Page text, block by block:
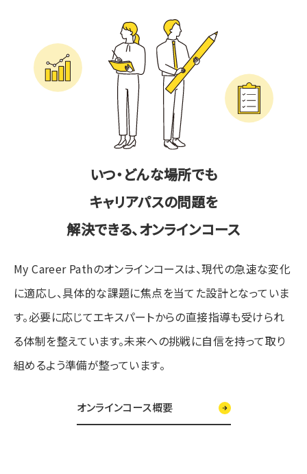
いつ・どんな場所でも
キャリアパスの問題を
解決できる、オンラインコース
My Career Pathのオンラインコースは、現代の急速な変化
に適応し、具体的な課題に焦点を当てた設計となっていま
す。必要に応じてエキスパートからの直接指導も受けられ
る体制を整えています。未来への挑戦に自信を持って取り
組めるよう準備が整っています。
オンラインコース概要